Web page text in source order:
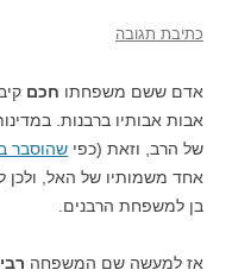
כתיבת תגובה
אדם ששם משפחתו חכם
אבות אבותיו ברבנות.
של הרב, וזאת (כפי שהוסבר
אחד משמותיו של האל,
בן למשפחת הרבנים.
אז למעשה שם המשפחה